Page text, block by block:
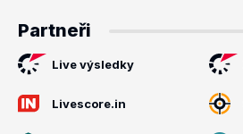
Partneři
Live výsledky
Livescore.in